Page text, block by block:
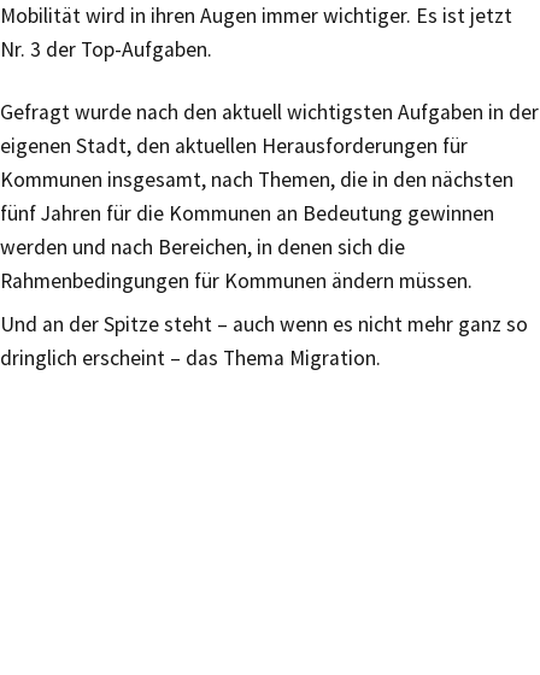
Mobilität wird in ihren Augen immer wichtiger. Es ist jetzt
Nr. 3 der Top-Aufgaben.
Gefragt wurde nach den aktuell wichtigsten Aufgaben in der
eigenen Stadt, den aktuellen Herausforderungen für
Kommunen insgesamt, nach Themen, die in den nächsten
fünf Jahren für die Kommunen an Bedeutung gewinnen
werden und nach Bereichen, in denen sich die
Rahmenbedingungen für Kommunen ändern müssen.
Und an der Spitze steht – auch wenn es nicht mehr ganz so
dringlich erscheint – das Thema Migration.